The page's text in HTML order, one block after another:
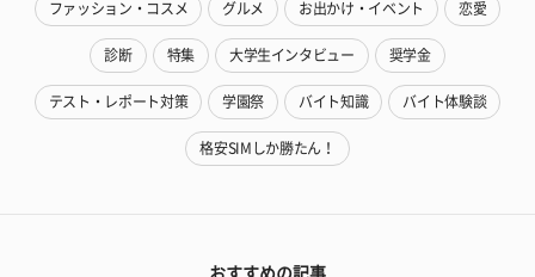
ファッション・コスメ グルメ お出かけ・イベント 恋愛
診断 特集 大学生インタビュー 奨学金
テスト・レポート対策 学園祭 バイト知識 バイト体験談
格安SIMしか勝たん！
おすすめの記事